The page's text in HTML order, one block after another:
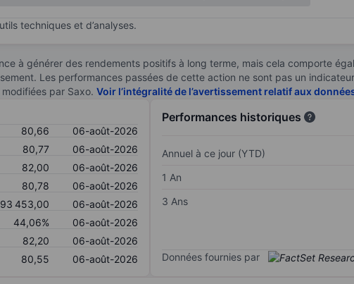
techniques et d’analyses.
à générer des rendements positifs à long terme, mais cela comporte
Les performances passées de cette action ne sont pas un
par Saxo. Voir l’intégralité de l’avertissement relatif aux
80,66
06-août-2026
80,77
06-août-2026
82,00
06-août-2026
80,78
06-août-2026
453,00
06-août-2026
44,06%
06-août-2026
82,20
06-août-2026
80,55 06-août-2026
Performances historiques
Annuel à ce jour (YTD)
1 An
3 Ans
Données fournies par